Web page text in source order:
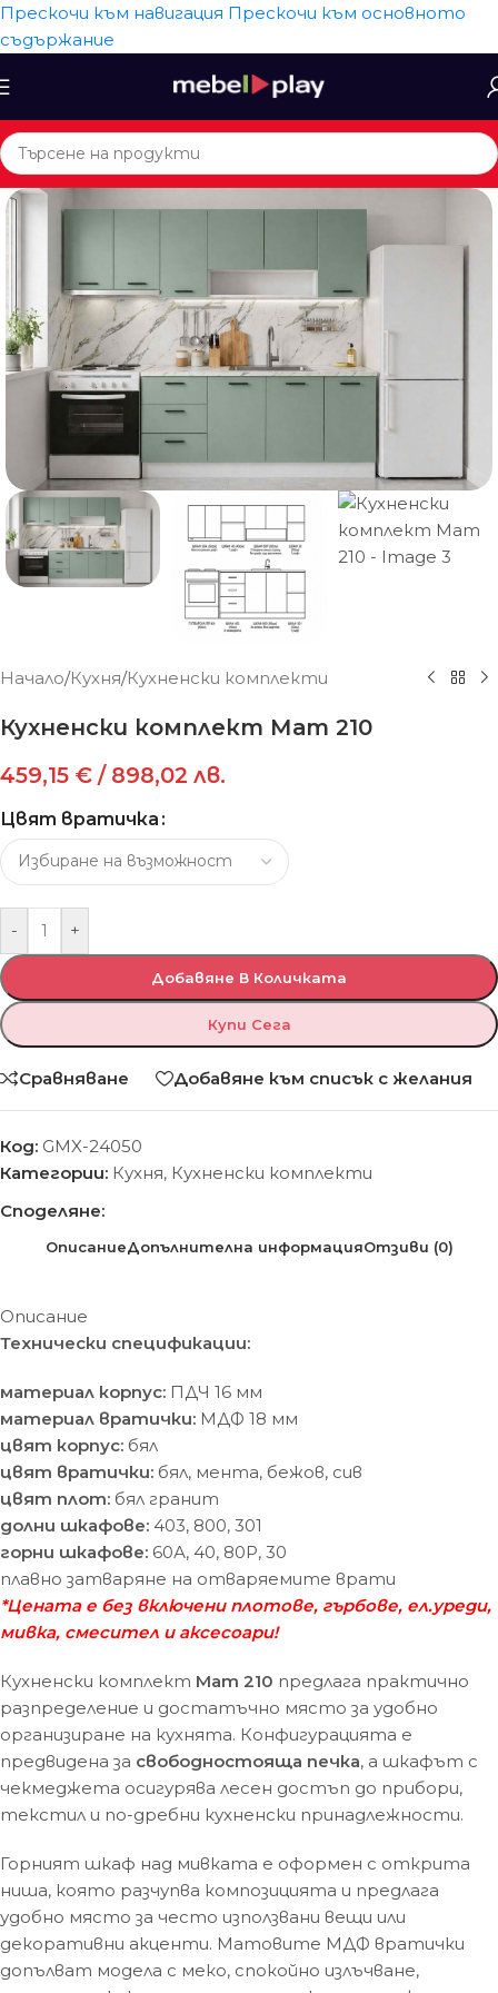
Прескочи към навигация Прескочи към основното
съдържание
Начало/Кухня/Кухненски комплекти
Кухненски комплект Мат 210
459,15 € / 898,02 лв.
Цвят вратичка
- +
Добавяне В Количката
Купи Сега
Сравняване Добавяне към списък с желания
Код: GMX-24050
Категории: Кухня, Кухненски комплекти
Споделяне:
ОписаниеДопълнителна информацияОтзиви (0)
Описание
Технически спецификации:
материал корпус: ПДЧ 16 мм
материал вратички: МДФ 18 мм
цвят корпус: бял
цвят вратички: бял, мента, бежов, сив
цвят плот: бял гранит
долни шкафове: 403, 800, 301
горни шкафове: 60А, 40, 80Р, 30
плавно затваряне на отваряемите врати
*Цената е без включени плотове, гърбове, ел.уреди,
мивка, смесител и аксесоари!
Кухненски комплект Мат 210 предлага практично
разпределение и достатъчно място за удобно
организиране на кухнята. Конфигурацията е
предвидена за свободностояща печка, а шкафът с
чекмеджета осигурява лесен достъп до прибори,
текстил и по-дребни кухненски принадлежности.
Горният шкаф над мивката е оформен с открита
ниша, която разчупва композицията и предлага
удобно място за често използвани вещи или
декоративни акценти. Матовите МДФ вратички
допълват модела с меко, спокойно излъчване,